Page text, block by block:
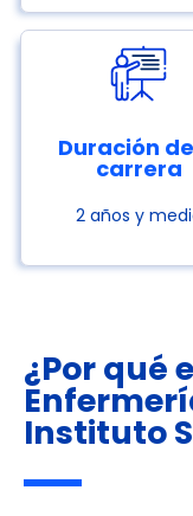
Duración
carrera
2 años y
¿Por qué
Instituto